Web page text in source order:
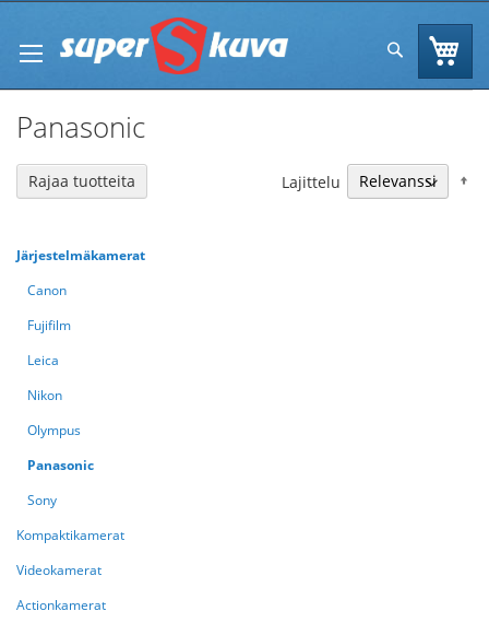
Content
Hae
Panasonic
Lajittelu
Järjestelmäkamerat
Canon
Fujifilm
Leica
Nikon
Olympus
Panasonic
Sony
Kompaktikamerat
Videokamerat
Actionkamerat
Rajaa tuotteita